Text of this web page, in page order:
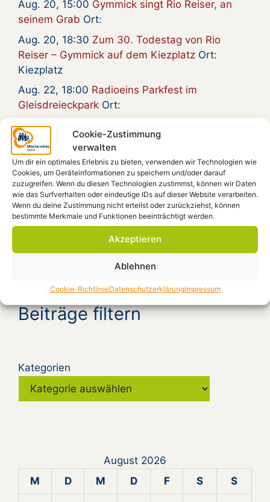
Cookie-Zustimmung
verwalten
Um dir ein optimales Erlebnis zu bieten, verwenden wir Technologien wie
Cookies, um Geräteinformationen zu speichern und/oder darauf
zuzugreifen. Wenn du diesen Technologien zustimmst, können wir Daten
wie das Surfverhalten oder eindeutige IDs auf dieser Website verarbeiten.
Wenn du deine Zustimmung nicht erteilst oder zurückziehst, können
bestimmte Merkmale und Funktionen beeinträchtigt werden.
Akzeptieren
Ablehnen
Cookie-RichtlinieDatenschutzerklärungImpressum
Aug. 20, 15:00 Gymmick singt Rio Reiser, an
seinem Grab Ort:
Aug. 20, 18:30 Zum 30. Todestag von Rio
Reiser – Gymmick auf dem Kiezplatz Ort:
Kiezplatz
Aug. 22, 18:00 Radioeins Parkfest im
Gleisdreieckpark Ort:
Aug. 23, 18:00
Weizsäcker geb. Wille – Ein Leben im 20.
Jahrhundert“ D 2009, 90 Minuten
Spendenkonto
GLS-Bank, BIC: GENODEM1GLS
Beiträge filtern
Kategorien
August 2026
M
D M D F S S